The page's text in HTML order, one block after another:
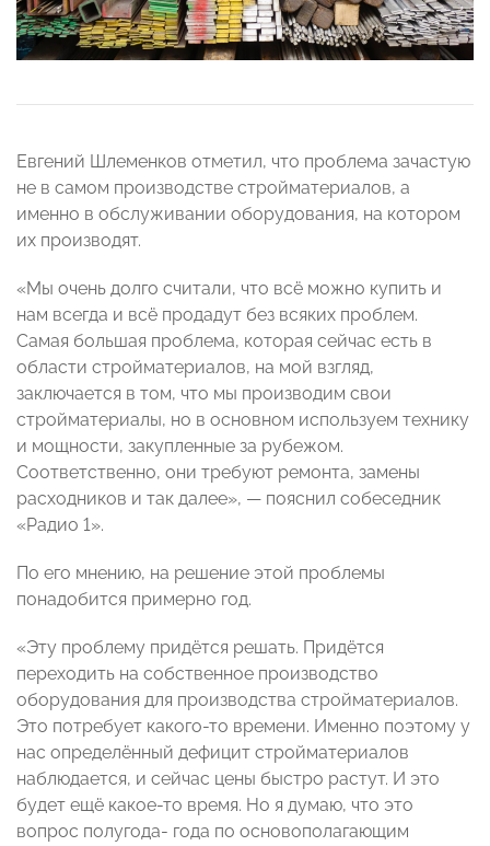
Евгений Шлеменков отметил, что проблема зачастую
не в самом производстве стройматериалов, а
именно в обслуживании оборудования, на котором
их производят.
«Мы очень долго считали, что всё можно купить и
нам всегда и всё продадут без всяких проблем.
Самая большая проблема, которая сейчас есть в
области стройматериалов, на мой взгляд,
заключается в том, что мы производим свои
стройматериалы, но в основном используем технику
и мощности, закупленные за рубежом.
Соответственно, они требуют ремонта, замены
расходников и так далее», — пояснил собеседник
«Радио 1».
По его мнению, на решение этой проблемы
понадобится примерно год.
«Эту проблему придётся решать. Придётся
переходить на собственное производство
оборудования для производства стройматериалов.
Это потребует какого-то времени. Именно поэтому у
нас определённый дефицит стройматериалов
наблюдается, и сейчас цены быстро растут. И это
будет ещё какое-то время. Но я думаю, что это
вопрос полугода- года по основополагающим